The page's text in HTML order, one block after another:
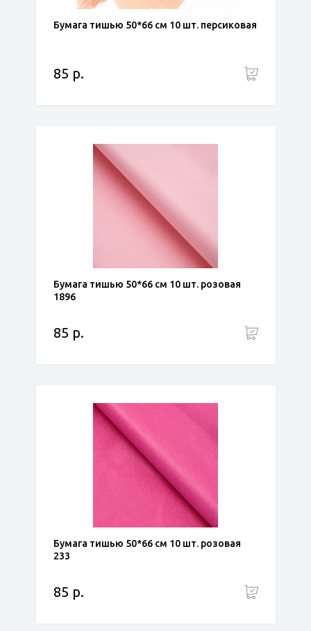
Бумага тишью 50*66 см 10 шт. персиковая
85 р.
Бумага тишью 50*66 см 10 шт. розовая
1896
85 р.
Бумага тишью 50*66 см 10 шт. розовая
233
85 р.